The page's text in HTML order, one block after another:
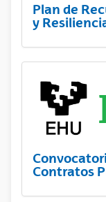
Plan de
y
Contratos